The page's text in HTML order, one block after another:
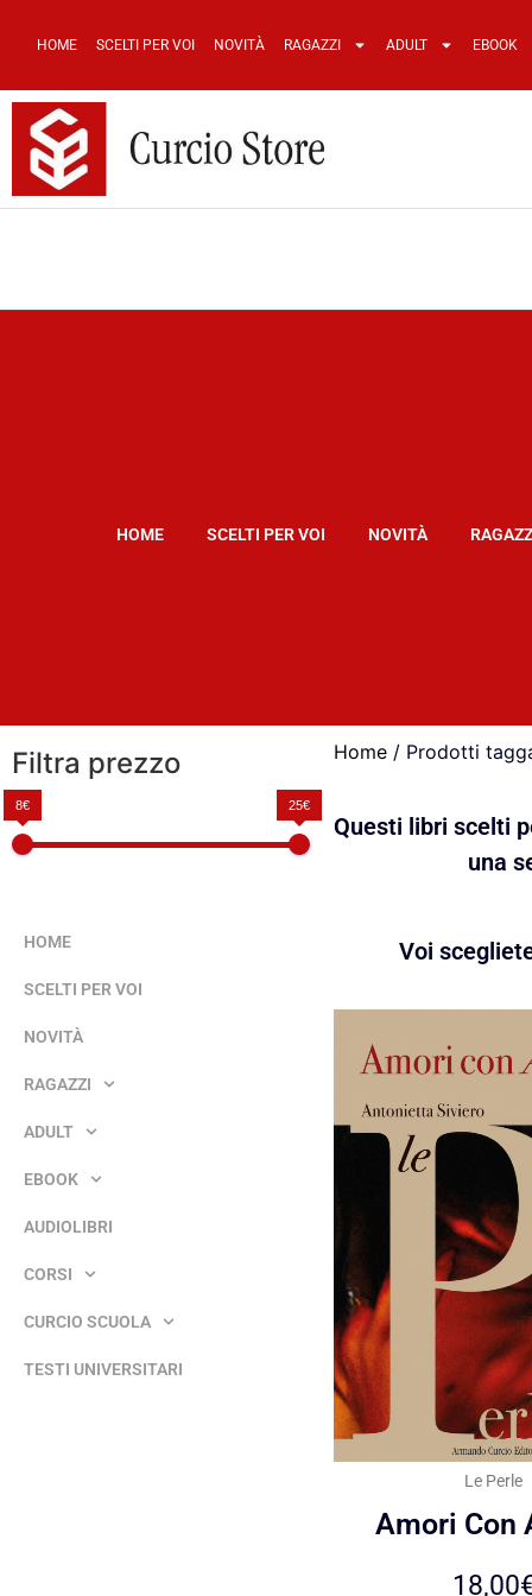
HOME SCELTI PER VOI NOVITÀ RAGAZZI ADULT EBOOK
HOME SCELTI PER VOI NOVITÀ
Filtra prezzo
8€ 25€
HOME
SCELTI PER VOI
NOVITÀ
RAGAZZI
ADULT
EBOOK
AUDIOLIBRI
CORSI
CURCIO SCUOLA
TESTI UNIVERSITARI
Home / Prodotti
Questi libri scelti
una
Voi
Le Perle
Amori Con
18,00